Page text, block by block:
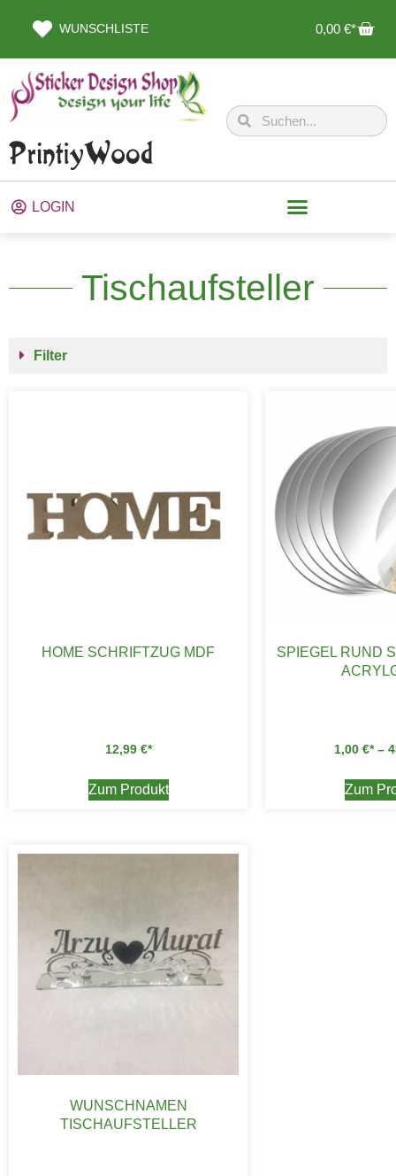
WUNSCHLISTE 0,00 €
LOGIN
Tischaufsteller
Filter
HOME SCHRIFTZUG MDF
12,99 €
Zum Produkt
SPIEGEL RUND
1,00 € –
Zum
WUNSCHNAMEN
TISCHAUFSTELLER